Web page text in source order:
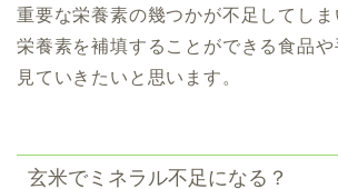
重要な栄養素の幾つかが不足してし
栄養素を補填することができる食品や
見ていきたいと思います。
玄米でミネラル不足になる？